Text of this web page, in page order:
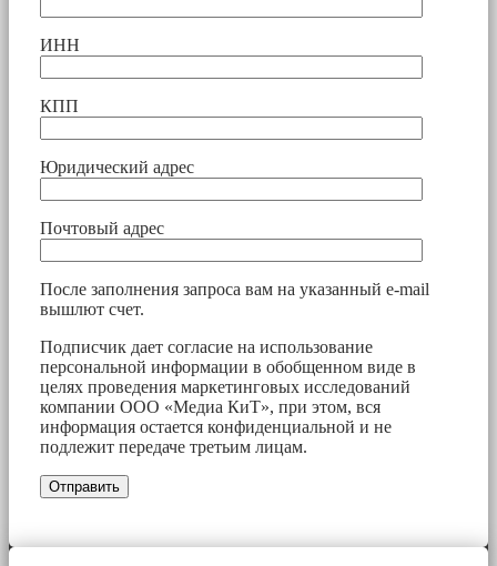
ИНН
КПП
Юридический адрес
Почтовый адрес
После заполнения запроса вам на указанный e-mail
вышлют счет.
Подписчик дает согласие на использование
персональной информации в обобщенном виде в
целях проведения маркетинговых исследований
компании ООО «Медиа КиТ», при этом, вся
информация остается конфиденциальной и не
подлежит передаче третьим лицам.